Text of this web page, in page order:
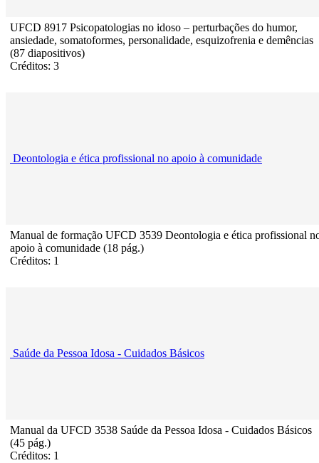
UFCD 8917 Psicopatologias no idoso – perturbações do humor,
ansiedade, somatoformes, personalidade, esquizofrenia e demências
(87 diapositivos)
Créditos: 3
Deontologia e ética profissional no apoio à comunidade
Manual de formação UFCD 3539 Deontologia e ética profissional
apoio à comunidade (18 pág.)
Créditos: 1
Saúde da Pessoa Idosa - Cuidados Básicos
Manual da UFCD 3538 Saúde da Pessoa Idosa - Cuidados Básicos
(45 pág.)
Créditos: 1